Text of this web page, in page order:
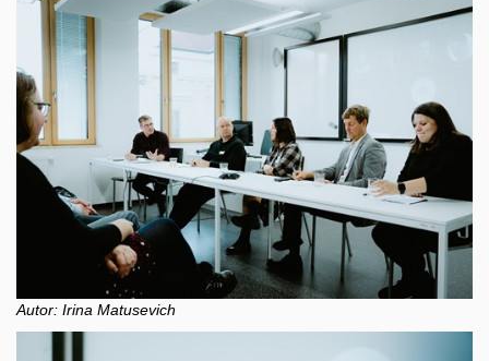
Autor: Irina Matusevich